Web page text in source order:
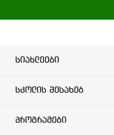
სიახლეები
სკოლის შესახებ
პროგრამები